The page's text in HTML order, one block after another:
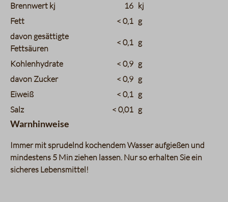
Brennwert kj
16 kj
Fett
< 0,1 g
davon gesättigte
Fettsäuren
< 0,1 g
Kohlenhydrate < 0,9 g
davon Zucker
< 0,9 g
Eiweiß
< 0,1 g
Salz
< 0,01 g
Warnhinweise
Immer mit sprudelnd kochendem Wasser aufgießen und
mindestens 5 Min ziehen lassen. Nur so erhalten Sie ein
sicheres Lebensmittel!